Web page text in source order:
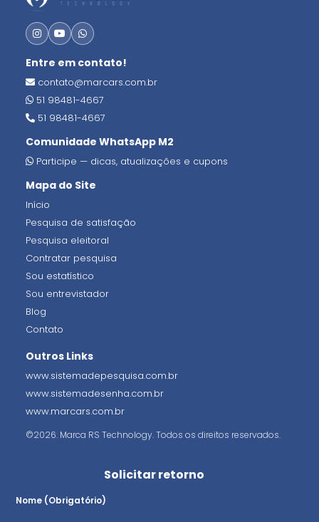
Entre em contato!
contato@marcars.com.br
51 98481-4667
51 98481-4667
Comunidade WhatsApp M2
Participe — dicas, atualizações e cupons
Mapa do Site
Início
Pesquisa de satisfação
Pesquisa eleitoral
Contratar pesquisa
Sou estatístico
Sou entrevistador
Blog
Contato
Outros Links
www.sistemadepesquisa.com.br
www.sistemadesenha.com.br
www.marcars.com.br
©2026. Marca RS Technology. Todos os direitos reservados.
Solicitar retorno
Nome (Obrigatório)